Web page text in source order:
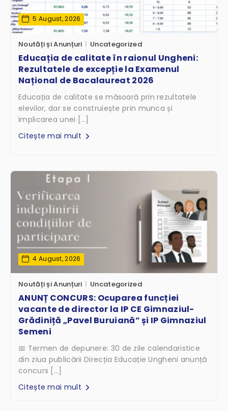
5 August, 2026
Noutăți și Anunțuri Uncategorized
Educația de calitate în raionul Ungheni:
Rezultatele de excepție la Examenul
Național de Bacalaureat 2026
Educația de calitate se măsoară prin rezultatele
elevilor, dar se construiește prin munca și
implicarea unei […]
Citește mai mult
4 August, 2026
Noutăți și Anunțuri Uncategorized
ANUNȚ CONCURS: Ocuparea funcției
vacante de director la IP CE Gimnaziul-
Grădiniță „Pavel Buruiană” și IP Gimnaziul
Semeni
📅 Termen de depunere: 30 de zile calendaristice
din ziua publicării Direcția Educație Ungheni anunță
concurs […]
Citește mai mult